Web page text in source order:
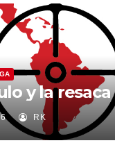
y la resaca
RK